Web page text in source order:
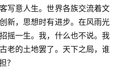
写意人生。世界各族交流着文
新，思想时有进步。在风雨光
摇一生。我，什么也不说。我
老的土地罢了。天下之局，谁
？